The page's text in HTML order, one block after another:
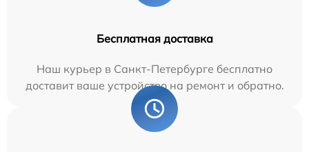
Бесплатная доставка
Наш курьер в Санкт-Петербурге бесплатно
доставит ваше устройство на ремонт и обратно.